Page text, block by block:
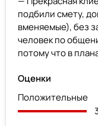
подбили смету,
вменяемые), без
человек по
потому что в
Оценки
Положительные